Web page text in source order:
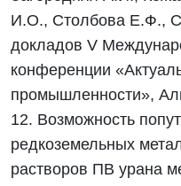
И.О., Столбова Е.Ф.,
докладов V
конференции
промышленности»,
12. Возможность
редкоземельных
растворов ПВ урана